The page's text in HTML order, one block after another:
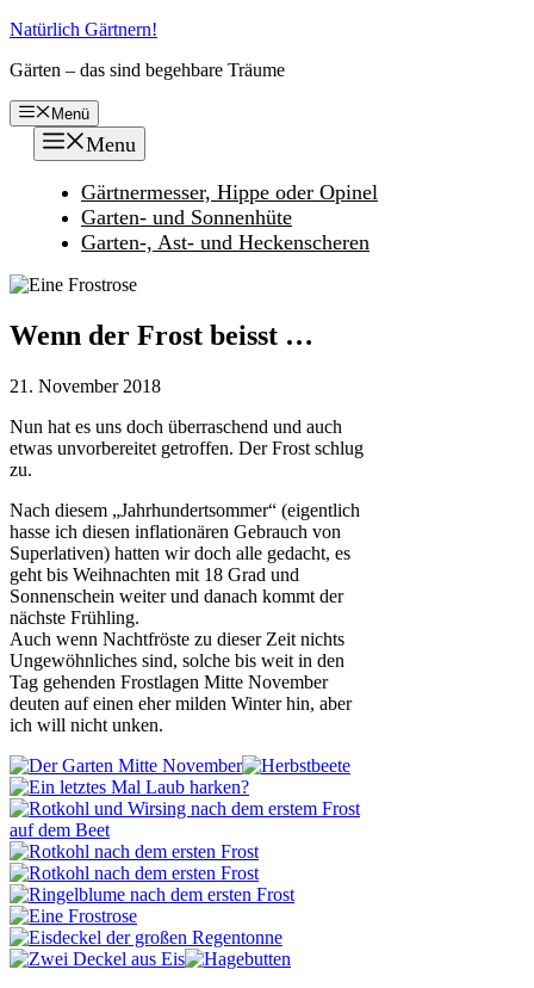
Zum
springen
Natürlich Gärtnern!
Gärten – das sind begehbare Träume
Menü
Menu
Gärtnermesser, Hippe oder Opinel
Garten- und Sonnenhüte
Garten-, Ast- und Heckenscheren
Wenn der Frost beisst …
21. November 2018
Nun hat es uns doch überraschend und auch
etwas unvorbereitet getroffen. Der Frost schlug
zu.
Nach diesem „Jahrhundertsommer“ (eigentlich
hasse ich diesen inflationären Gebrauch von
Superlativen) hatten wir doch alle gedacht, es
geht bis Weihnachten mit 18 Grad und
Sonnenschein weiter und danach kommt der
nächste Frühling.
Auch wenn Nachtfröste zu dieser Zeit nichts
Ungewöhnliches sind, solche bis weit in den
Tag gehenden Frostlagen Mitte November
deuten auf einen eher milden Winter hin, aber
ich will nicht unken.